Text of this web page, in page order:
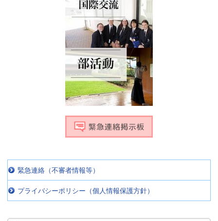
緊急連絡（不審者情報等）
プライバシーポリシー（個人情報保護方針）